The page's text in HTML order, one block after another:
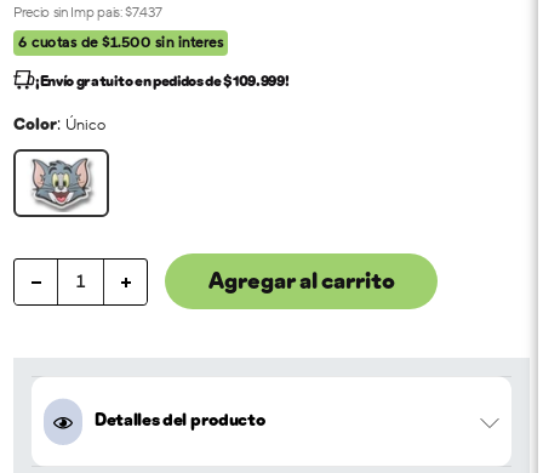
Precio sin Imp pais:$7.437
6 cuotas de $1.500 sin interes
¡Envío gratuito en pedidos de $109.999!
Color: Único
Agregar al carrito
Detalles del producto